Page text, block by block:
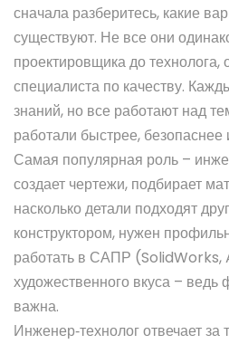
сначала разберитесь, какие
существуют. Не все они
проектировщика до технолога,
специалиста по качеству.
знаний, но все работают над
работали быстрее,
Самая популярная роль –
создает чертежи, подбирает
насколько детали подходят
конструктором, нужен
работать в САПР (SolidWorks,
художественного вкуса –
важна.
Инженер‑технолог отвечает за